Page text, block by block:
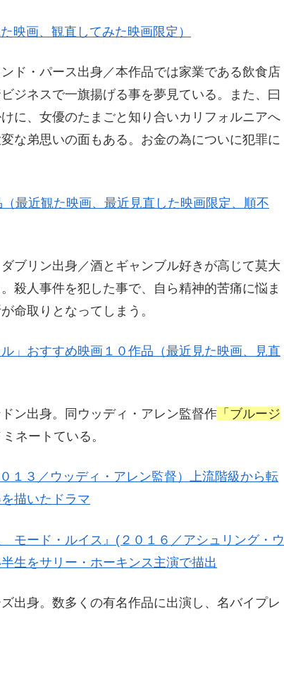
映画、観直してみた映画限定）
ド・パース出身／本作品では家業である飲食店
ジネスで一旗揚げる事を夢見ている。また、曰
に、女優のたまごと知り合いカリフォルニアへ
な弟思いの面もある。お金の為についに犯罪に
最近観た映画、最近見直した映画限定、順不
ブリン出身／酒とギャンブル好きが高じて莫大
殺人事件を犯した事で、自ら精神的苦痛に悩ま
命取りとなってしまう。
」おすすめ映画１０作品（最近見た映画、見直
ン出身。同ウッディ・アレン監督作 「ブルージ
ネートている。
１３／ウッディ・アレン監督）上流階級から転
描いたドラマ
ード・ルイス』(２０１６／アシュリング・ウ
生をサリー・ホーキンス主演で描出
出身。数多くの有名作品に出演し、名バイプレ